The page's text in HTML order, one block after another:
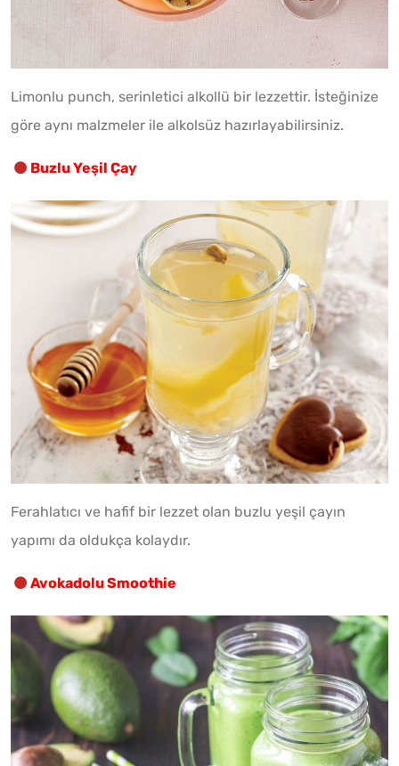
Limonlu punch, serinletici alkollü bir lezzettir. İsteğinize
göre aynı malzmeler ile alkolsüz hazırlayabilirsiniz.
Buzlu Yeşil Çay
Ferahlatıcı ve hafif bir lezzet olan buzlu yeşil çayın
yapımı da oldukça kolaydır.
Avokadolu Smoothie